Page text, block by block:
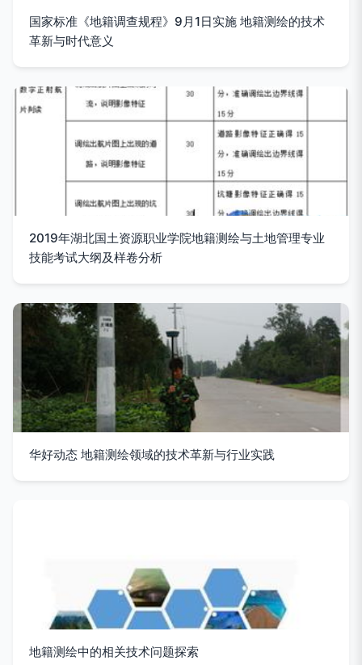
国家标准《地籍调查规程》9月1日实施 地籍测绘的技术
革新与时代意义
2019年湖北国土资源职业学院地籍测绘与土地管理专业
技能考试大纲及样卷分析
华好动态 地籍测绘领域的技术革新与行业实践
地籍测绘中的相关技术问题探索